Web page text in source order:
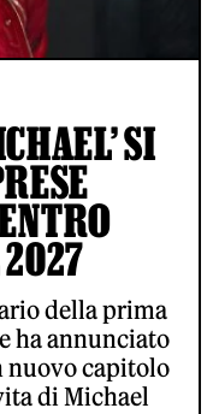
SI
della prima
ha annunciato
capitolo
di Michael